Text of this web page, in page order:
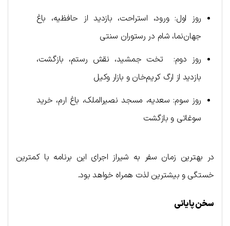
روز اول: ورود، استراحت، بازدید از حافظیه، باغ
جهان‌نما، شام در رستوران سنتی
روز دوم: تخت جمشید، نقش رستم، بازگشت،
بازدید از ارگ کریم‌خان و بازار وکیل
روز سوم: سعدیه، مسجد نصیرالملک، باغ ارم، خرید
سوغاتی و بازگشت
در بهترین زمان سفر به شیراز اجرای این برنامه با کمترین
خستگی و بیشترین لذت همراه خواهد بود.
سخن پایانی